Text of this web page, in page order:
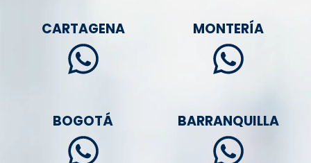
CARTAGENA MONTERÍA
BOGOTÁ BARRANQUILLA